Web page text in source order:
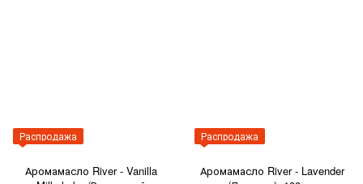
Распродажа
Аромамасло River - Vanilla
Распродажа
Аромамасло River - Lavender